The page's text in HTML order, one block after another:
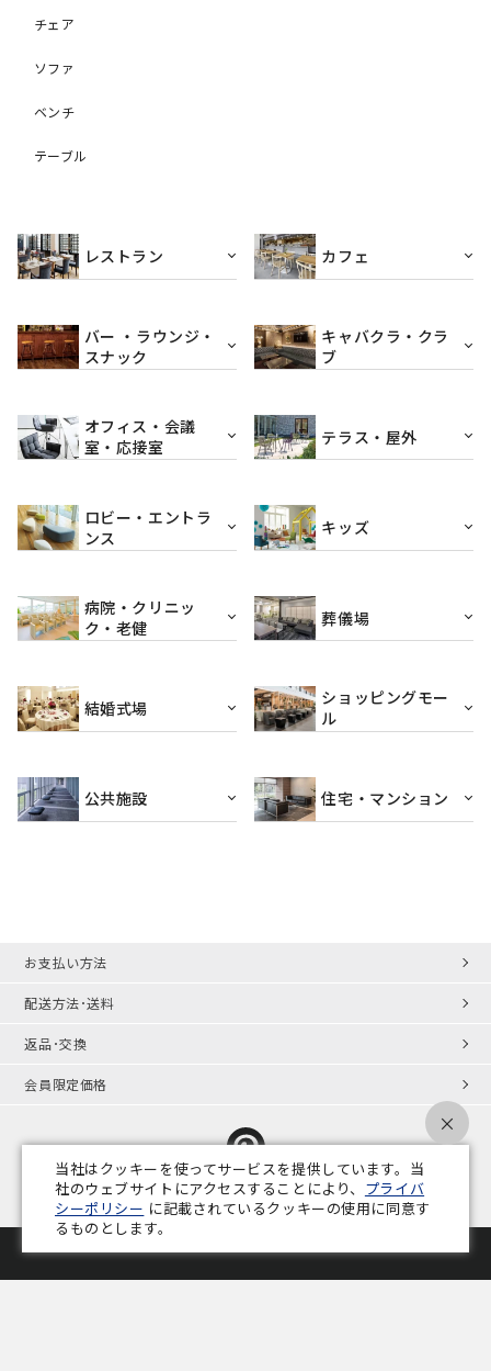
チェア
ソファ
ベンチ
テーブル
レストラン カフェ
バー ・ラウンジ・
スナック
キャバクラ・クラ
ブ
オフィス・会議
室・応接室
テラス・屋外
ロビー・エントラ
ンス
キッズ
病院・クリニッ
ク・老健
葬儀場
結婚式場
ショッピングモー
ル
公共施設 住宅・マンション
お支払い方法
配送方法･送料
返品･交換
会員限定価格
プライバシーポリシー 特定商取引法 会社概要 業務用家具コラム
当社はクッキーを使ってサービスを提供しています。当
社のウェブサイトにアクセスすることにより、 プライバ
シーポリシー に記載されているクッキーの使用に同意す
るものとします。
×